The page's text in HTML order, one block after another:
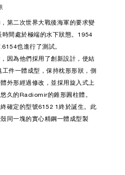
第二次世界大戰後海軍的要求變
間處於極端的水下狀態。1954
也進行了測試。
因為他們採用了創新設計，使結
件一體成型，保持枕形形狀，側
外形經過修改，並採用旋入式上
久的Radiomir的錐形圓柱體。
確定的型號6152 1終於誕生。此
同一塊的實心精鋼一體成型製